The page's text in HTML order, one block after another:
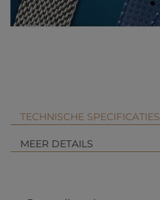
TECHNISCHE SPECIFICATIES
MEER DETAILS